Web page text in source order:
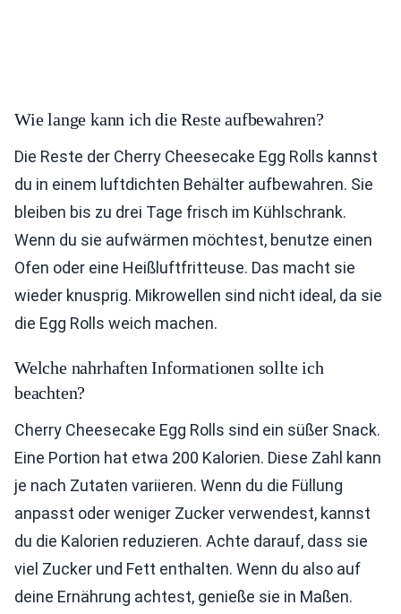
Wie lange kann ich die Reste aufbewahren?
Die Reste der Cherry Cheesecake Egg Rolls kannst
du in einem luftdichten Behälter aufbewahren. Sie
bleiben bis zu drei Tage frisch im Kühlschrank.
Wenn du sie aufwärmen möchtest, benutze einen
Ofen oder eine Heißluftfritteuse. Das macht sie
wieder knusprig. Mikrowellen sind nicht ideal, da sie
die Egg Rolls weich machen.
Welche nahrhaften Informationen sollte ich
beachten?
Cherry Cheesecake Egg Rolls sind ein süßer Snack.
Eine Portion hat etwa 200 Kalorien. Diese Zahl kann
je nach Zutaten variieren. Wenn du die Füllung
anpasst oder weniger Zucker verwendest, kannst
du die Kalorien reduzieren. Achte darauf, dass sie
viel Zucker und Fett enthalten. Wenn du also auf
deine Ernährung achtest, genieße sie in Maßen.